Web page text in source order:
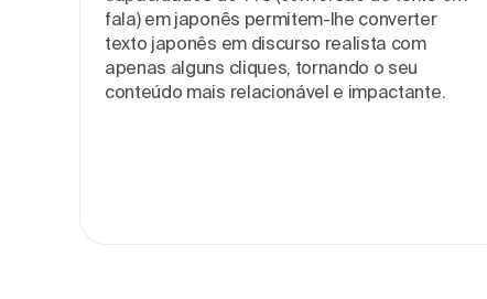
fala) em japonês permitem-lhe converter
texto japonês em discurso realista com
apenas alguns cliques, tornando o seu
conteúdo mais relacionável e impactante.